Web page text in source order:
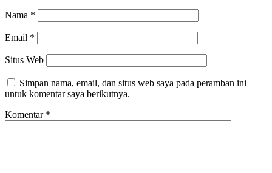
Nama *
Email *
Situs Web
Simpan nama, email, dan situs web saya pada peramban ini
untuk komentar saya berikutnya.
Komentar *